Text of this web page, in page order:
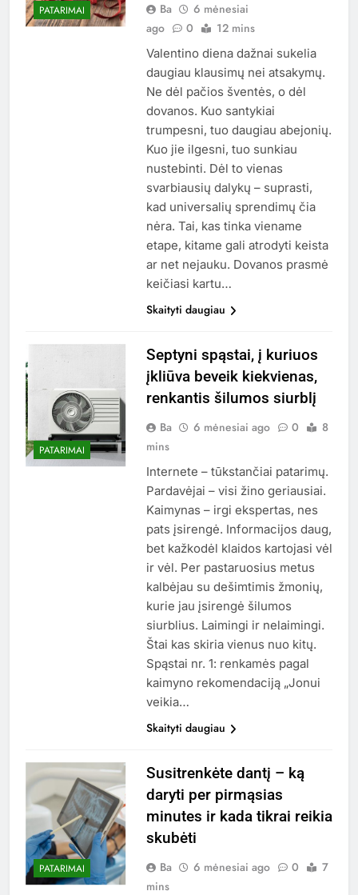
PATARIMAI Ba
6 mėnesiai
ago
0 12 mins
Valentino diena dažnai sukelia
daugiau klausimų nei atsakymų.
Ne dėl pačios šventės, o dėl
dovanos. Kuo santykiai
trumpesni, tuo daugiau abejonių.
Kuo jie ilgesni, tuo sunkiau
nustebinti. Dėl to vienas
svarbiausių dalykų – suprasti,
kad universalių sprendimų čia
nėra. Tai, kas tinka viename
etape, kitame gali atrodyti keista
ar net nejauku. Dovanos prasmė
keičiasi kartu…
Skaityti daugiau
PATARIMAI
Septyni spąstai, į kuriuos
įkliūva beveik kiekvienas,
renkantis šilumos siurblį
Ba 6 mėnesiai ago 0
8
mins
Internete – tūkstančiai patarimų.
Pardavėjai – visi žino geriausiai.
Kaimynas – irgi ekspertas, nes
pats įsirengė. Informacijos daug,
bet kažkodėl klaidos kartojasi vėl
ir vėl. Per pastaruosius metus
kalbėjau su dešimtimis žmonių,
kurie jau įsirengė šilumos
siurblius. Laimingi ir nelaimingi.
Štai kas skiria vienus nuo kitų.
Spąstai nr. 1: renkamės pagal
kaimyno rekomendaciją „Jonui
veikia…
Skaityti daugiau
PATARIMAI
Susitrenkėte dantį – ką
daryti per pirmąsias
minutes ir kada tikrai reikia
skubėti
Ba 6 mėnesiai ago 0
7
mins